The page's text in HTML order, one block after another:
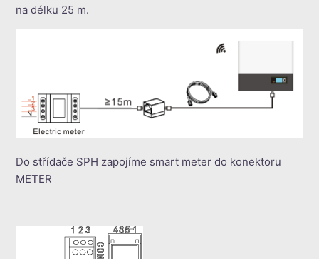
na délku 25 m.
Do střídače SPH zapojíme smart meter do konektoru
METER